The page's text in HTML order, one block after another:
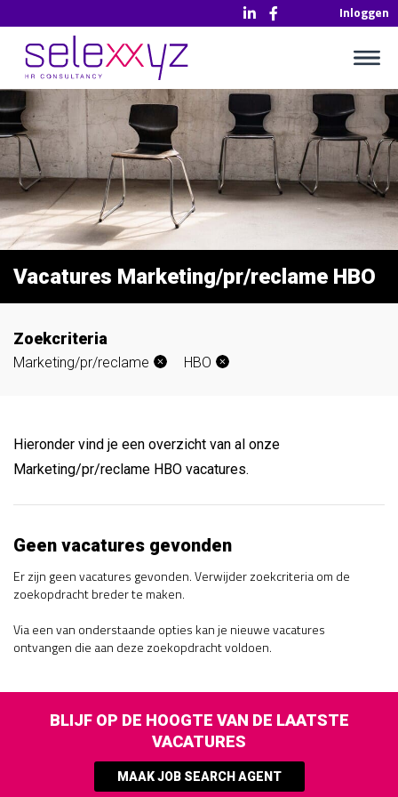
Inloggen
Vacatures Marketing/pr/reclame HBO
Zoekcriteria
Marketing/pr/reclame HBO
Hieronder vind je een overzicht van al onze
Marketing/pr/reclame HBO vacatures.
Geen vacatures gevonden
Er zijn geen vacatures gevonden. Verwijder zoekcriteria om de
zoekopdracht breder te maken.
Via een van onderstaande opties kan je nieuwe vacatures
ontvangen die aan deze zoekopdracht voldoen.
BLIJF OP DE HOOGTE VAN DE LAATSTE
VACATURES
MAAK JOB SEARCH AGENT